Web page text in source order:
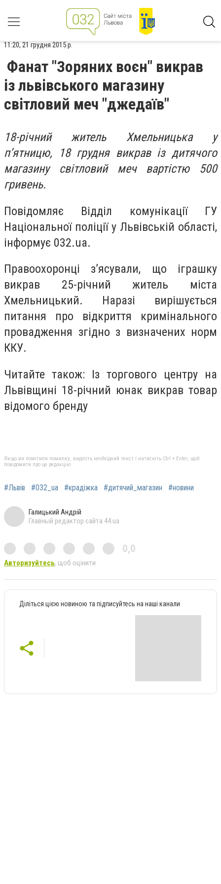
11:20, 21 грудня 2015 р.
Фанат "Зоряних воєн" викрав
із львівського магазину
світловий меч "джедаїв"
18-річний житель Хмельницька у
п’ятницю, 18 грудня викрав із дитячого
магазину світловий меч вартістю 500
гривень.
Повідомляє Відділ комунікації ГУ
Національної поліції у Львівській області,
інформує 032.ua.
Правоохоронці з’ясували, що іграшку
викрав 25-річний житель міста
Хмельницький. Наразі вирішується
питання про відкриття кримінального
провадження згідно з визначених норм
ККУ.
Читайте також: Із торгового центру на
Львівщині 18-річний юнак викрав товар
відомого бренду
Якщо ви помітили помилку, виділіть необхідний текст і натисніть Ctrl + Enter, щоб
повідомити про це редакцію
#Львів #032_ua #крадіжка #дитячий_магазин #новини
Галицький Андрій
Главный редактор сайта 44.ua
0,0
Авторизуйтесь, щоб оцінити
Діліться цією новиною та підписуйтесь на наші канали